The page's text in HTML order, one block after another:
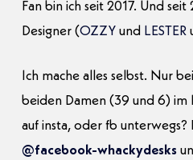
Fan bin ich seit 2017. Und
Designer (OZZYund LESTER
Ich mache alles selbst. Nur
beiden Damen (39 und 6) im
auf insta, oder fb unterwegs?
@facebook-whackydesks